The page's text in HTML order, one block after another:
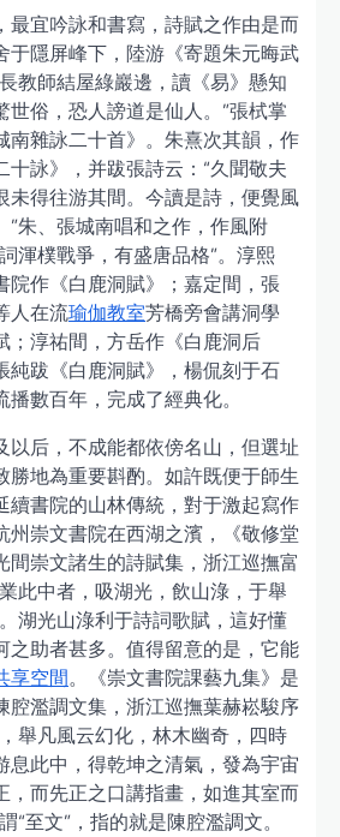
最宜吟詠和書寫，詩賦之作由是而
于隱屏峰下，陸游《寄題朱元晦武
教師結屋綠巖邊，讀《易》懸知
世俗，恐人謗道是仙人。”張栻掌
南雜詠二十首》。朱熹次其韻，作
十詠》，并跋張詩云：“久聞敬夫
未得往游其間。今讀是詩，便覺風
”朱、張城南唱和之作，作風附
渾樸戰爭，有盛唐品格”。淳熙
院作《白鹿洞賦》；嘉定間，張
人在流瑜伽教室芳橋旁會講洞學
；淳祐間，方岳作《白鹿洞后
純跋《白鹿洞賦》，楊侃刻于石
數百年，完成了經典化。
以后，不成能都依傍名山，但選址
勝地為重要斟酌。如許既便于師生
續書院的山林傳統，對于激起寫作
州崇文書院在西湖之濱，《敬修堂
間崇文諸生的詩賦集，浙江巡撫富
此中者，吸湖光，飲山淥，于舉
湖光山淥利于詩詞歌賦，這好懂
之助者甚多。值得留意的是，它能
享空間。《崇文書院課藝九集》是
腔濫調文集，浙江巡撫葉赫崧駿序
舉凡風云幻化，林木幽奇，四時
息此中，得乾坤之清氣，發為宇宙
，而先正之口講指畫，如進其室而
“至文”，指的就是陳腔濫調文。